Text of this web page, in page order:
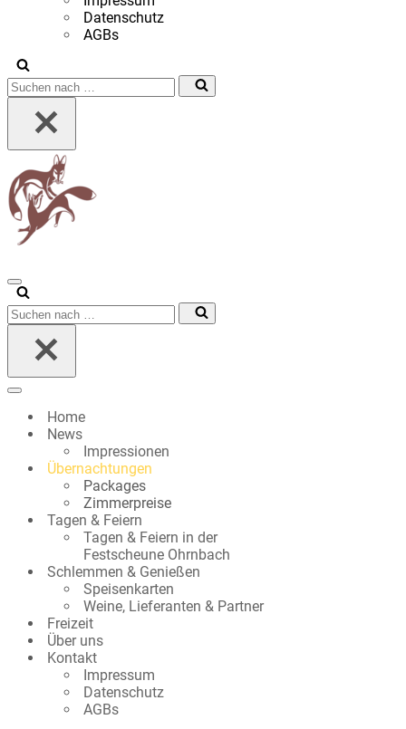
Datenschutz
AGBs
Suchen
nach …
Navigationsmenü
Suchen
nach …
Navigationsmenü
Home
News
Impressionen
Übernachtungen
Packages
Zimmerpreise
Tagen & Feiern
Tagen & Feiern in der
Festscheune Ohrnbach
Schlemmen & Genießen
Speisenkarten
Weine, Lieferanten & Partner
Freizeit
Über uns
Kontakt
Impressum
Datenschutz
AGBs